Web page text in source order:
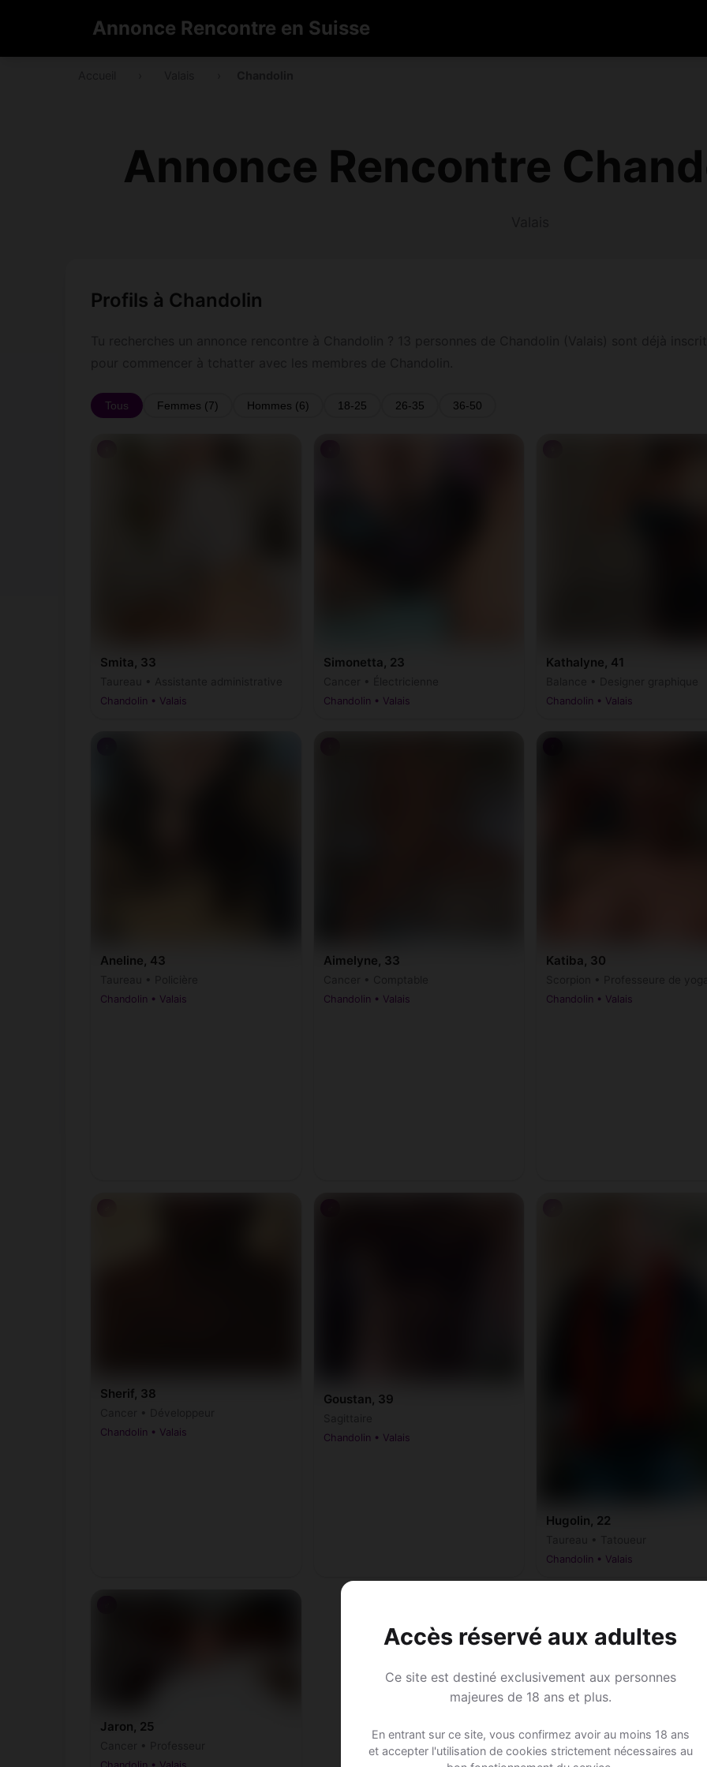
Accès réservé aux adultes
Ce site est destiné exclusivement aux personnes
majeures de 18 ans et plus.
En entrant sur ce site, vous confirmez avoir au moins 18 ans
et accepter l'utilisation de cookies strictement nécessaires au
Annonce Rencontre en Suisse
Annonce Rencontre
Profils à Chandolin
Tous Femmes (7) Hommes (6) 18-25 26-35 36-50
Smita, 33
Chandolin • Valais
Simonetta, 23
Chandolin • Valais
Kathalyne, 41
Chandolin • Valais
Aneline, 43
Chandolin • Valais
Aimelyne, 33
Chandolin • Valais
Katiba, 30
Chandolin • Valais
Sherif, 38
Chandolin • Valais
Goustan, 39
Chandolin • Valais
Hugolin, 22
Chandolin • Valais
Jaron, 25